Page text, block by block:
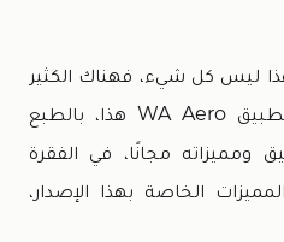
ليس كل شيء، فهناك الكثير
من الميزات المضافة إلى تطبيق WA Aero هذا، بالطبع
ومميزاته مجانًا، في الفقرة
الخاصة بهذا الإصدار،